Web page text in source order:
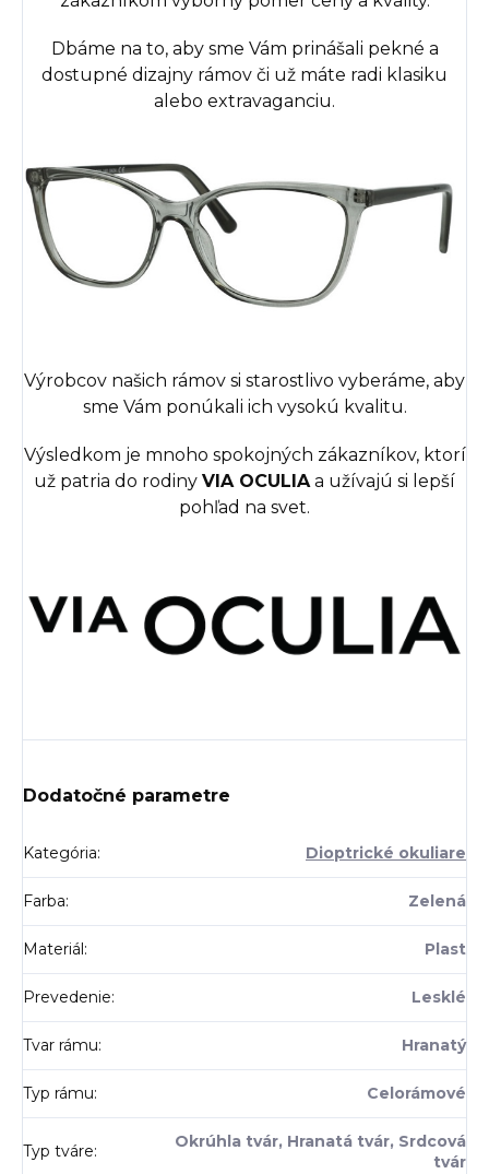
Dbáme na to, aby sme Vám prinášali pekné a
dostupné dizajny rámov či už máte radi klasiku
alebo extravaganciu.
Výrobcov našich rámov si starostlivo vyberáme, aby
sme Vám ponúkali ich vysokú kvalitu.
Výsledkom je mnoho spokojných zákazníkov, ktorí
už patria do rodiny VIA OCULIAa užívajú si lepší
pohľad na svet.
Dodatočné parametre
Kategória: Dioptrické okuliare
Farba: Zelená
Materiál: Plast
Prevedenie: Lesklé
Tvar rámu: Hranatý
Typ rámu: Celorámové
Typ tváre:
Okrúhla tvár, Hranatá tvár, Srdcová
tvár